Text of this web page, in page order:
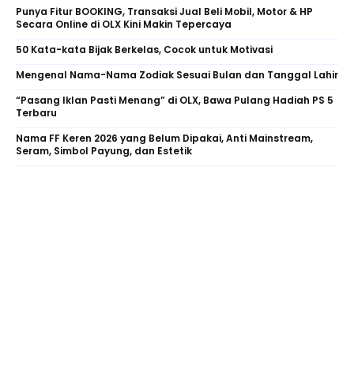
Punya Fitur BOOKING, Transaksi Jual Beli Mobil, Motor & HP
Secara Online di OLX Kini Makin Tepercaya
50 Kata-kata Bijak Berkelas, Cocok untuk Motivasi
Mengenal Nama-Nama Zodiak Sesuai Bulan dan Tanggal Lahir
“Pasang Iklan Pasti Menang” di OLX, Bawa Pulang Hadiah PS 5
Terbaru
Nama FF Keren 2026 yang Belum Dipakai, Anti Mainstream,
Seram, Simbol Payung, dan Estetik